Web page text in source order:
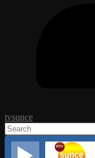
tvsunce